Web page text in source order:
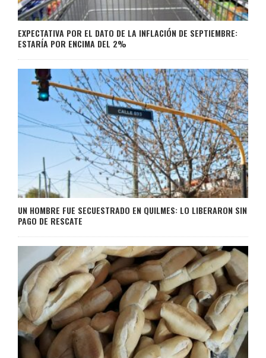
EXPECTATIVA POR EL DATO DE LA INFLACIÓN DE SEPTIEMBRE:
ESTARÍA POR ENCIMA DEL 2%
UN HOMBRE FUE SECUESTRADO EN QUILMES: LO LIBERARON SIN
PAGO DE RESCATE